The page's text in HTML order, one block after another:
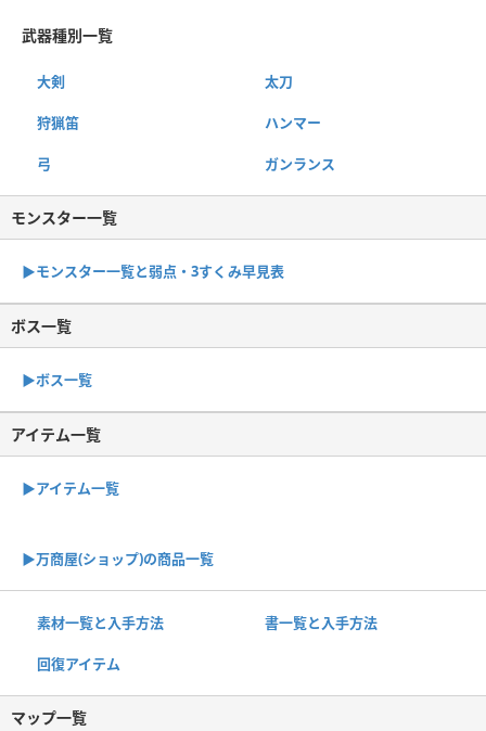
武器種別一覧
大剣 太刀
狩猟笛 ハンマー
弓 ガンランス
モンスター一覧
▶︎モンスター一覧と弱点・3すくみ早見表
ボス一覧
▶︎ボス一覧
アイテム一覧
▶アイテム一覧
▶︎万商屋(ショップ)の商品一覧
素材一覧と入手方法 書一覧と入手方法
回復アイテム
マップ一覧